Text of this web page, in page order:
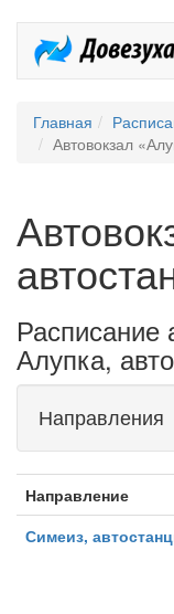
Главная
Автовокзал
Расписание
Алупка,
Направления
Направление
Симеиз,